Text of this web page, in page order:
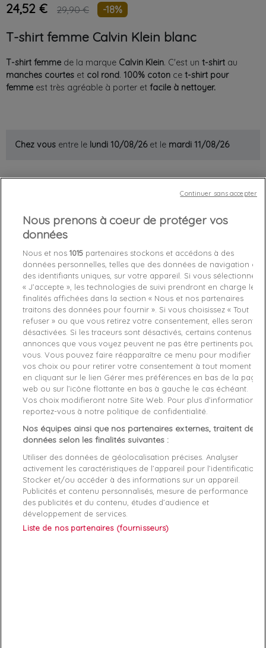
24,52 € 29,90 € -18%
T-shirt femme Calvin Klein blanc
T-shirt femme de la marque Calvin Klein. C'est un t-shirt au
manches courtes et col rond. 100% coton ce t-shirt pour
femme est très agréable à porter et facile à nettoyer.
Chez vous entre le lundi 10/08/26et le mardi 11/08/26
Livraison gratuite *
Retours sous 100 jours
Produit certifié authentique
Caractéristiques produit
Détails du produit Fabriquant
Référence J20J213127OK4 M
Fiche technique
Matière Coton
Genre Femme
Rayon Vetement
Démarque 18 %
Nous prenons à coeur de protéger vos
données
Nous et nos1015 partenaires stockons et accédons à des
données personnelles, telles que des données de navigation ou
des identifiants uniques, sur votre appareil. Si vous sélectionnez
« J’accepte », les technologies de suivi prendront en charge les
finalités affichées dans la section « Nous et nos partenaires
traitons des données pour fournir ». Si vous choisissez « Tout
refuser » ou que vous retirez votre consentement, elles seront
désactivées. Si les traceurs sont désactivés, certains contenus et
annonces que vous voyez peuvent ne pas être pertinents pour
vous. Vous pouvez faire réapparaître ce menu pour modifier
vos choix ou pour retirer votre consentement à tout moment
en cliquant sur le lien Gérer mes préférences en bas de la page
web ou sur l’icône flottante en bas à gauche le cas échéant.
Vos choix modifieront notre Site Web. Pour plus d’informations,
reportez-vous à notre politique de confidentialité.
Nos équipes ainsi que nos partenaires externes, traitent des
données selon les finalités suivantes :
Utiliser des données de géolocalisation précises. Analyser
activement les caractéristiques de l’appareil pour l’identification.
Stocker et/ou accéder à des informations sur un appareil.
Publicités et contenu personnalisés, mesure de performance
des publicités et du contenu, études d’audience et
développement de services.
Liste de nos partenaires (fournisseurs)
Continuer sans accepter